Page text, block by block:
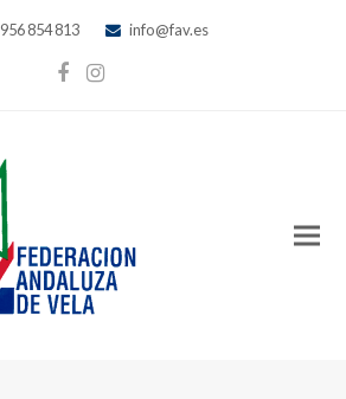
854 813 info@fav.es
Facebook
Instagram